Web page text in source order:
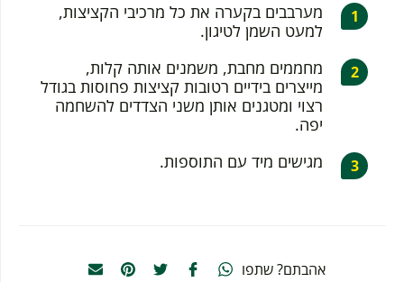
מערבבים בקערה את כל מרכיבי הקציצות,
למעט השמן לטיגון.
מחממים מחבת, משמנים אותה קלות,
מייצרים בידיים רטובות קציצות פחוסות בגודל
רצוי ומטגנים אותן משני הצדדים להשחמה
יפה.
מגישים מיד עם התוספות.
אהבתם? שתפו